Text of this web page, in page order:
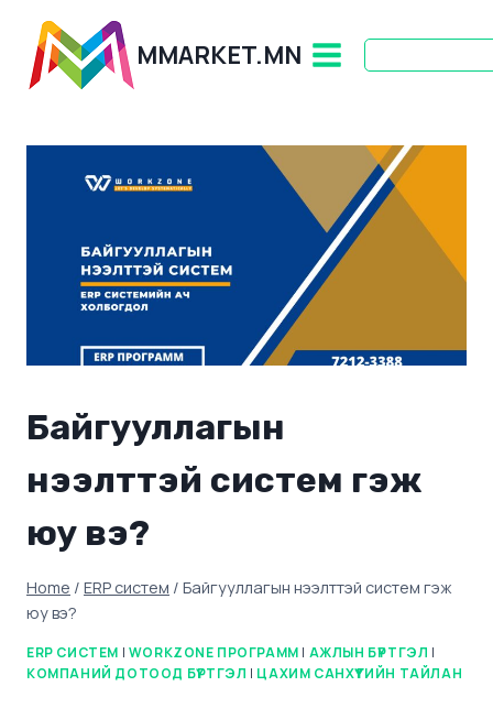
content
MMARKET.MN
Байгууллагын
нээлттэй систем гэж
юу вэ?
Home / ERP систем / Байгууллагын нээлттэй систем гэж
юу вэ?
ERP СИСТЕМ | WORKZONE ПРОГРАММ | АЖЛЫН БҮРТГЭЛ |
КОМПАНИЙ ДОТООД БҮРТГЭЛ | ЦАХИМ САНХҮҮГИЙН ТАЙЛАН